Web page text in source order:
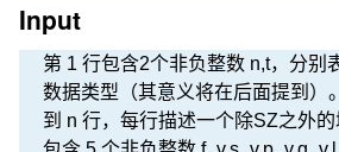
Input
第 1 行包含2个非负整数 n,t，分别
数据类型（其意义将在后面提到）
到 n 行，每行描述一个除SZ之外